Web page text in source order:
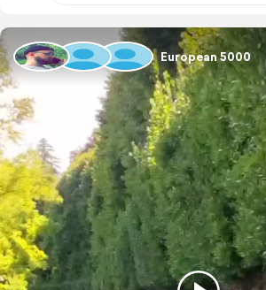
European 5000